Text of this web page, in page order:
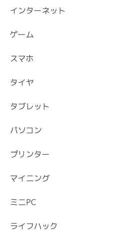
インターネット
ゲーム
スマホ
タイヤ
タブレット
パソコン
プリンター
マイニング
ミニPC
ライフハック